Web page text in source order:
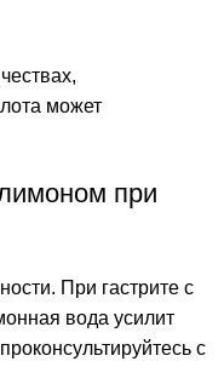
может
при
При гастрите с
вода усилит
с